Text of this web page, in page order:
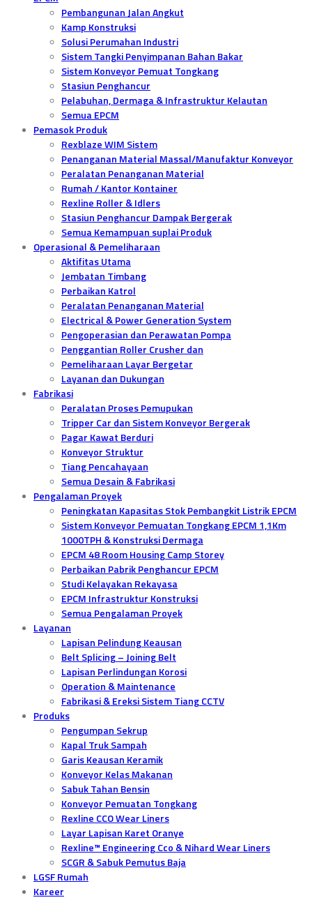
Pembangunan Jalan Angkut
Kamp Konstruksi
Solusi Perumahan Industri
Sistem Tangki Penyimpanan Bahan Bakar
Sistem Konveyor Pemuat Tongkang
Stasiun Penghancur
Pelabuhan, Dermaga & Infrastruktur Kelautan
Semua EPCM
Pemasok Produk
Rexblaze WIM Sistem
Penanganan Material Massal/Manufaktur Konveyor
Peralatan Penanganan Material
Rumah / Kantor Kontainer
Rexline Roller & Idlers
Stasiun Penghancur Dampak Bergerak
Semua Kemampuan suplai Produk
Operasional & Pemeliharaan
Aktifitas Utama
Jembatan Timbang
Perbaikan Katrol
Peralatan Penanganan Material
Electrical & Power Generation System
Pengoperasian dan Perawatan Pompa
Penggantian Roller Crusher dan
Pemeliharaan Layar Bergetar
Layanan dan Dukungan
Fabrikasi
Peralatan Proses Pemupukan
Tripper Car dan Sistem Konveyor Bergerak
Pagar Kawat Berduri
Konveyor Struktur
Tiang Pencahayaan
Semua Desain & Fabrikasi
Pengalaman Proyek
Peningkatan Kapasitas Stok Pembangkit Listrik EPCM
Sistem Konveyor Pemuatan Tongkang EPCM 1,1Km
1000TPH & Konstruksi Dermaga
EPCM 48 Room Housing Camp Storey
Perbaikan Pabrik Penghancur EPCM
Studi Kelayakan Rekayasa
EPCM Infrastruktur Konstruksi
Semua Pengalaman Proyek
Layanan
Lapisan Pelindung Keausan
Belt Splicing – Joining Belt
Lapisan Perlindungan Korosi
Operation & Maintenance
Fabrikasi & Ereksi Sistem Tiang CCTV
Produks
Pengumpan Sekrup
Kapal Truk Sampah
Garis Keausan Keramik
Konveyor Kelas Makanan
Sabuk Tahan Bensin
Konveyor Pemuatan Tongkang
Rexline CCO Wear Liners
Layar Lapisan Karet Oranye
Rexline™ Engineering Cco & Nihard Wear Liners
SCGR & Sabuk Pemutus Baja
LGSF Rumah
Kareer